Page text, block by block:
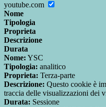
youtube.com
Nome
Tipologia
Proprieta
Descrizione
Durata
Nome: YSC
Tipologia: analitico
Proprieta: Terza-parte
Descrizione: Questo cookie è
traccia delle visualizzazioni dei
Durata: Sessione